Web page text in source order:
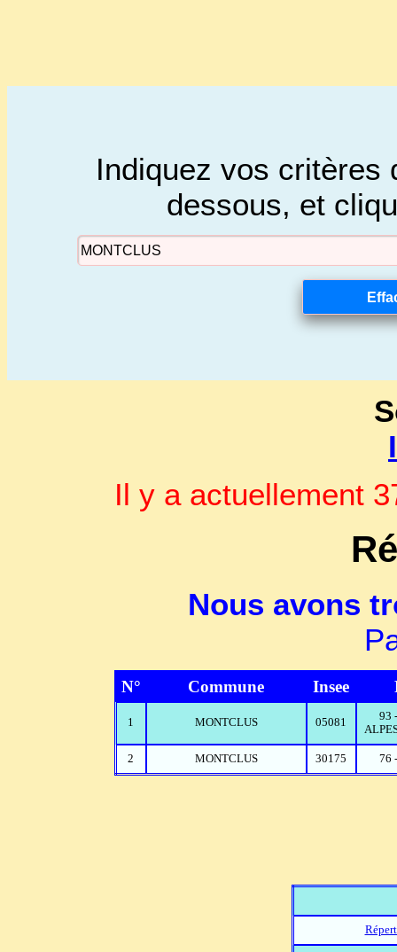
Indiquez vos critères
dessous, et
Il y a actuellement
Nous avons
N° Commune Insee
1 MONTCLUS 05081
93
2 MONTCLUS 30175 76